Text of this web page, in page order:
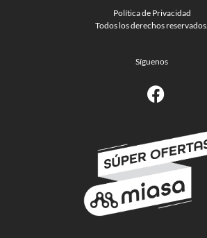
Política de Privacidad
Todos los derechos reservados.
Síguenos
F
a
e
b
o
o
k